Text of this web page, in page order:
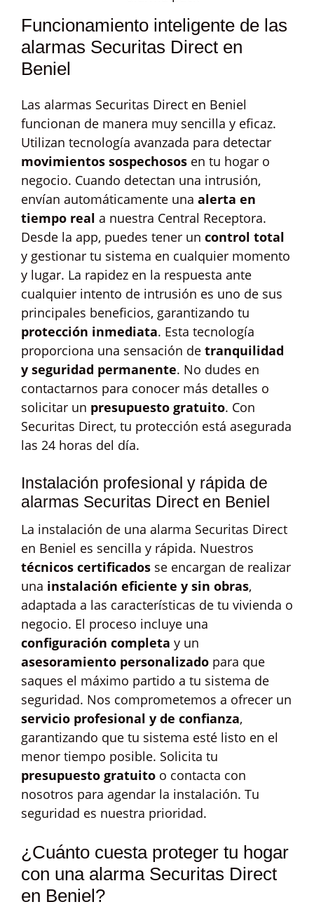
Funcionamiento inteligente de las
alarmas Securitas Direct en
Beniel
Las alarmas Securitas Direct en Beniel
funcionan de manera muy sencilla y eficaz.
Utilizan tecnología avanzada para detectar
movimientos sospechosos en tu hogar o
negocio. Cuando detectan una intrusión,
envían automáticamente una alerta en
tiempo real a nuestra Central Receptora.
Desde la app, puedes tener un control total
y gestionar tu sistema en cualquier momento
y lugar. La rapidez en la respuesta ante
cualquier intento de intrusión es uno de sus
principales beneficios, garantizando tu
protección inmediata. Esta tecnología
proporciona una sensación de tranquilidad
y seguridad permanente. No dudes en
contactarnos para conocer más detalles o
solicitar un presupuesto gratuito. Con
Securitas Direct, tu protección está asegurada
las 24 horas del día.
Instalación profesional y rápida de
alarmas Securitas Direct en Beniel
La instalación de una alarma Securitas Direct
en Beniel es sencilla y rápida. Nuestros
técnicos certificados se encargan de realizar
una instalación eficiente y sin obras,
adaptada a las características de tu vivienda o
negocio. El proceso incluye una
configuración completa y un
asesoramiento personalizado para que
saques el máximo partido a tu sistema de
seguridad. Nos comprometemos a ofrecer un
servicio profesional y de confianza,
garantizando que tu sistema esté listo en el
menor tiempo posible. Solicita tu
presupuesto gratuito o contacta con
nosotros para agendar la instalación. Tu
seguridad es nuestra prioridad.
¿Cuánto cuesta proteger tu hogar
con una alarma Securitas Direct
en Beniel?